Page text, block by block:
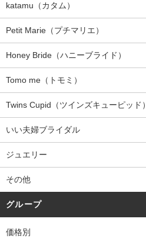
katamu（カタム）
Petit Marie（プチマリエ）
Honey Bride（ハニーブライド）
Tomo me（トモミ）
Twins Cupid（ツインズキューピッド）
いい夫婦ブライダル
ジュエリー
その他
グループ
価格別